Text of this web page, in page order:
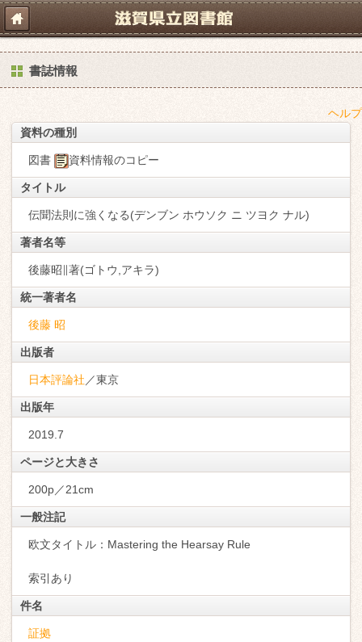
書誌情報
ヘルプ
資料の種別
図書 資料情報のコピー
タイトル
伝聞法則に強くなる(デンブン ホウソク ニ ツヨク ナル)
著者名等
後藤昭∥著(ゴトウ,アキラ)
統一著者名
後藤 昭
出版者
日本評論社 ／東京
出版年
2019.7
ページと大きさ
200p／21cm
一般注記
欧文タイトル：Mastering the Hearsay Rule
索引あり
件名
証拠